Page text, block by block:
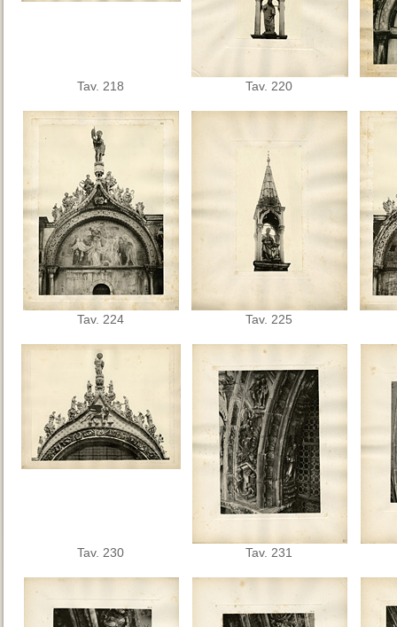
Tav. 218 Tav. 220
Tav. 224 Tav. 225
Tav. 230 Tav. 231